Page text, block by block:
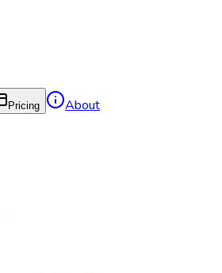
Pricing About